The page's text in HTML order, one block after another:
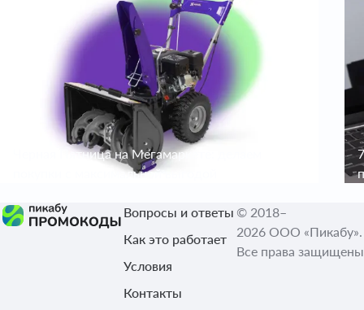
Черная Пятница на Мегамаркете: делаем
покупки с максимальной выгодой
Вопросы и ответы
Как это работает
Условия
Контакты
© 2018–
2026 ООО «Пикабу».
Все права защищены